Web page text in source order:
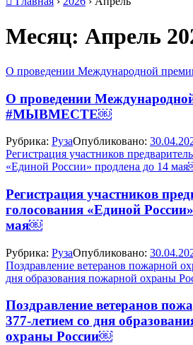
Месяц: Апрель
О проведении Международной
О проведении
#МЫВМЕСТЕ￼
Рубрика: РузаОпубликовано:
Регистрация участников
«Единой России» продлена до 14
Регистрация участников
голосования «Единой
мая￼
Рубрика: РузаОпубликовано:
Поздравление ветеранов пожарной
дня образования пожарной охраны
Поздравление ветеранов
377-летием со дня
охраны России￼